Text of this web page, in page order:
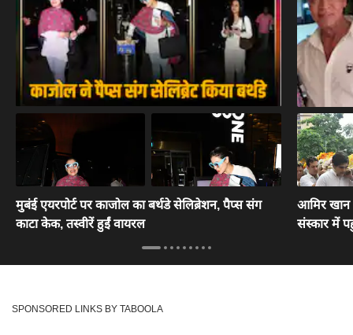
मुबंई एयरपोर्ट पर काजोल का बर्थडे सेलिब्रेशन, पैप्स संग
काटा केक, तस्वीरें हुईं वायरल
आमिर खान
संस्कार में
SPONSORED LINKS BY TABOOLA